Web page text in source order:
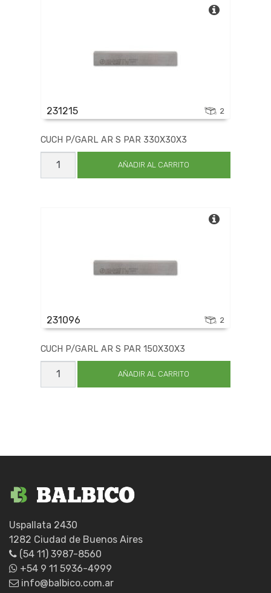
231215 2
CUCH P/GARL AR S PAR 330X30X3
CUCH
P/GARL
AÑADIR AL CARRITO
231096 2
CUCH P/GARL AR S PAR 150X30X3
CUCH
P/GARL
AÑADIR AL CARRITO
Uspallata 2430
1282 Ciudad de Buenos Aires
(54 11) 3987-8560
+54 9 11 5936-4999
info@balbico.com.ar